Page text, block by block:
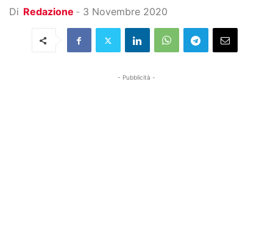
Di Redazione - 3 Novembre 2020
- Pubblicità -